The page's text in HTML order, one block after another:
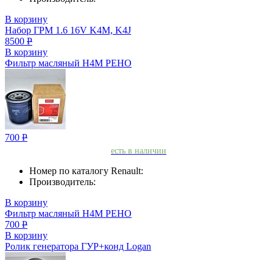
В корзину
Набор ГРМ 1.6 16V K4M, K4J
8500 Р
В корзину
Фильтр масляный H4M РЕНО
700 Р
есть в наличии
Номер по каталогу Renault:
Производитель:
В корзину
Фильтр масляный H4M РЕНО
700 Р
В корзину
Ролик генератора ГУР+конд Logan